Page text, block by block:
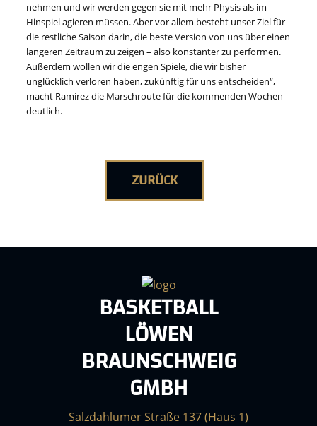
nehmen und wir werden gegen sie mit mehr Physis als im
Hinspiel agieren müssen. Aber vor allem besteht unser Ziel für
die restliche Saison darin, die beste Version von uns über einen
längeren Zeitraum zu zeigen – also konstanter zu performen.
Außerdem wollen wir die engen Spiele, die wir bisher
unglücklich verloren haben, zukünftig für uns entscheiden“,
macht Ramírez die Marschroute für die kommenden Wochen
deutlich.
ZURÜCK
BASKETBALL
LÖWEN
BRAUNSCHWEIG
GMBH
Salzdahlumer Straße 137 (Haus 1)